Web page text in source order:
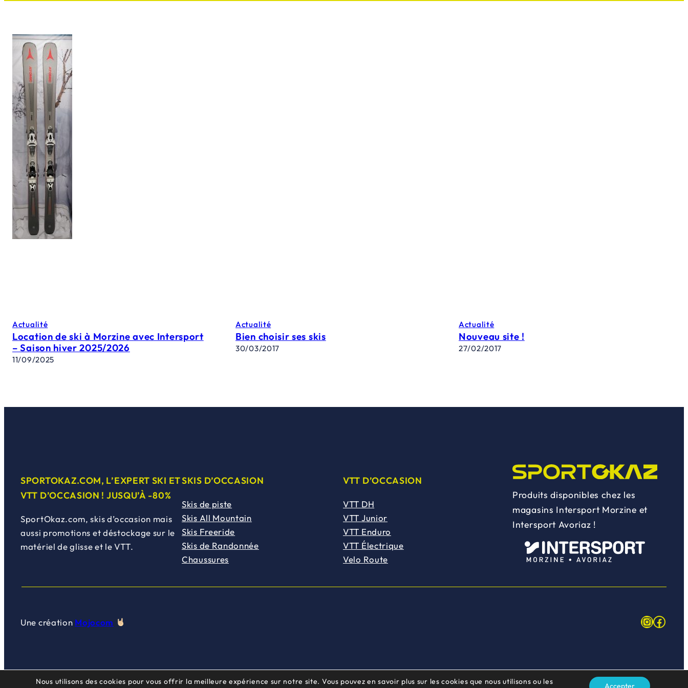
Actualité
Location de ski à Morzine avec Intersport
– Saison hiver 2025/2026
11/09/2025
Actualité
Bien choisir ses skis
30/03/2017
Actualité
Nouveau site !
27/02/2017
SPORTOKAZ.COM, L’EXPERT SKI ET
VTT D’OCCASION ! JUSQU’À -80%
SportOkaz.com, skis d’occasion mais
aussi promotions et déstockage sur le
matériel de glisse et le VTT.
SKIS D’OCCASION
Skis de piste
Skis All Mountain
Skis Freeride
Skis de Randonnée
Chaussures
VTT D’OCCASION
VTT DH
VTT Junior
VTT Enduro
VTT Électrique
Velo Route
Produits disponibles chez les
magasins Intersport Morzine et
Intersport Avoriaz !
Une création Mojocom
Nous utilisons des cookies pour vous offrir la meilleure expérience sur notre site. Vous pouvez en savoir plus sur les cookies que nous utilisons ou les
Accepter